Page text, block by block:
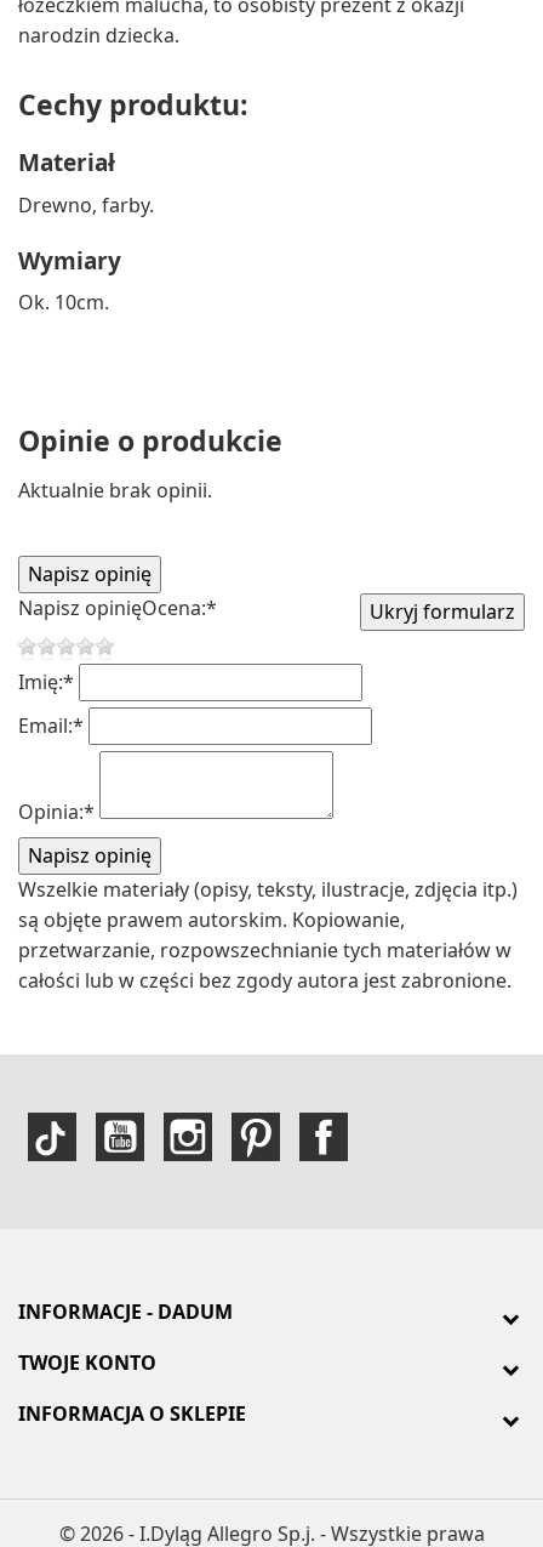
łóżeczkiem malucha, to osobisty prezent z okazji
narodzin dziecka.
Cechy produktu:
Materiał
Drewno, farby.
Wymiary
Ok. 10cm.
Opinie o produkcie
Aktualnie brak opinii.
Napisz opinięOcena:*
Imię:*
Email:*
Opinia:*
Wszelkie materiały (opisy, teksty, ilustracje, zdjęcia itp.)
są objęte prawem autorskim. Kopiowanie,
przetwarzanie, rozpowszechnianie tych materiałów w
całości lub w części bez zgody autora jest zabronione.
INFORMACJE - DADUM
TWOJE KONTO
INFORMACJA O SKLEPIE
© 2026 - I.Dyląg Allegro Sp.j. - Wszystkie prawa